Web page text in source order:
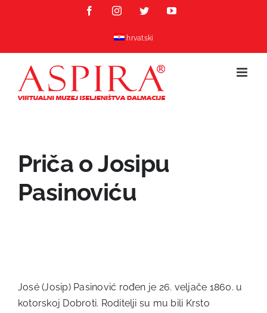
FacebookInstagramTwitterYouTube
hrvatski
Priča o Josipu
Pasinoviću
José (Josip) Pasinović rođen je 26. veljače 1860. u
kotorskoj Dobroti. Roditelji su mu bili Krsto